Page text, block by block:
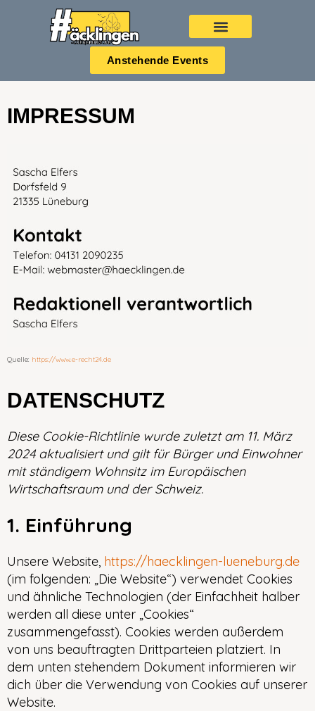
Anstehende Events
IMPRESSUM
Quelle: https://www.e-recht24.de
DATENSCHUTZ
Diese Cookie-Richtlinie wurde zuletzt am 11. März
2024 aktualisiert und gilt für Bürger und Einwohner
mit ständigem Wohnsitz im Europäischen
Wirtschaftsraum und der Schweiz.
1. Einführung
Unsere Website, https://haecklingen-lueneburg.de
(im folgenden: „Die Website“) verwendet Cookies
und ähnliche Technologien (der Einfachheit halber
werden all diese unter „Cookies“
zusammengefasst). Cookies werden außerdem
von uns beauftragten Drittparteien platziert. In
dem unten stehendem Dokument informieren wir
dich über die Verwendung von Cookies auf unserer
Website.